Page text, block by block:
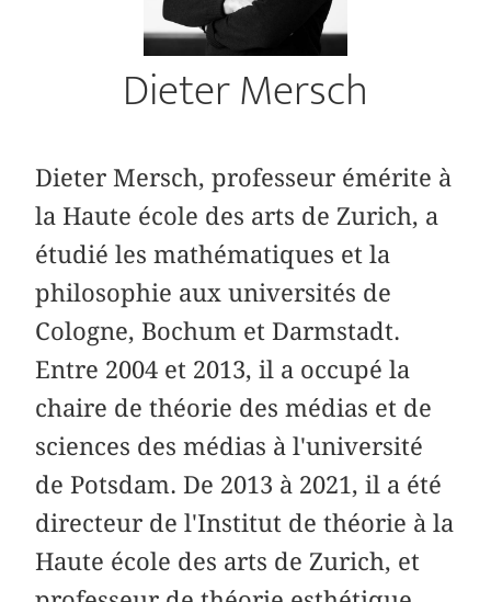
Dieter Mersch
Dieter Mersch, professeur émérite à
la Haute école des arts de Zurich, a
étudié les mathématiques et la
philosophie aux universités de
Cologne, Bochum et Darmstadt.
Entre 2004 et 2013, il a occupé la
chaire de théorie des médias et de
sciences des médias à l'université
de Potsdam. De 2013 à 2021, il a été
directeur de l'Institut de théorie à la
Haute école des arts de Zurich, et